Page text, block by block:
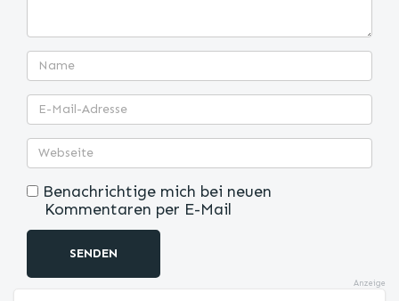
Benachrichtige mich bei neuen
Kommentaren per E-Mail
SENDEN
Anzeige